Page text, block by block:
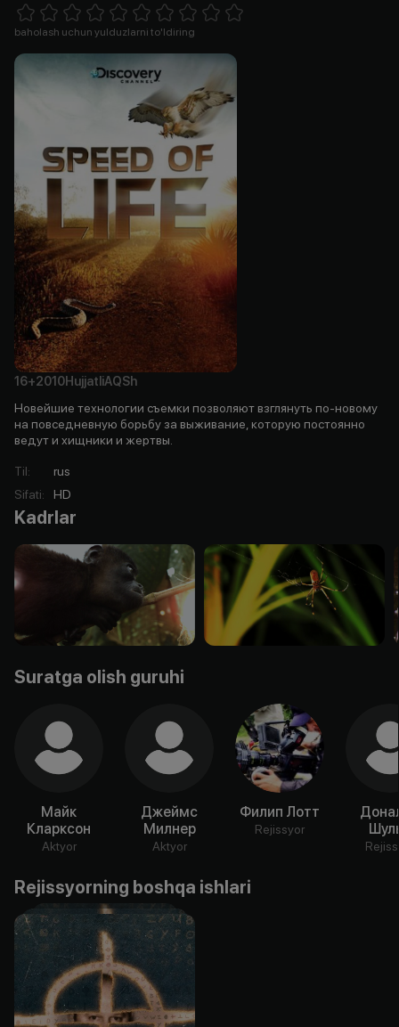
1 Star 2 Stars 3 Stars 4 Stars5 Stars 6 Stars7 Stars8 Stars
baholash uchun yulduzlarni to'ldiring
16+2010HujjatliAQSh
Новейшие технологии съемки позволяют взглянуть по-новому
на повседневную борьбу за выживание, которую постоянно
ведут и хищники и жертвы.
Til:
rus
Sifati: HD
Kadrlar
Suratga olish guruhi
Майк
Кларксон
Aktyor
Джеймс
Милнер
Aktyor
Филип Лотт
Rejissyor
Rejissyorning boshqa ishlari